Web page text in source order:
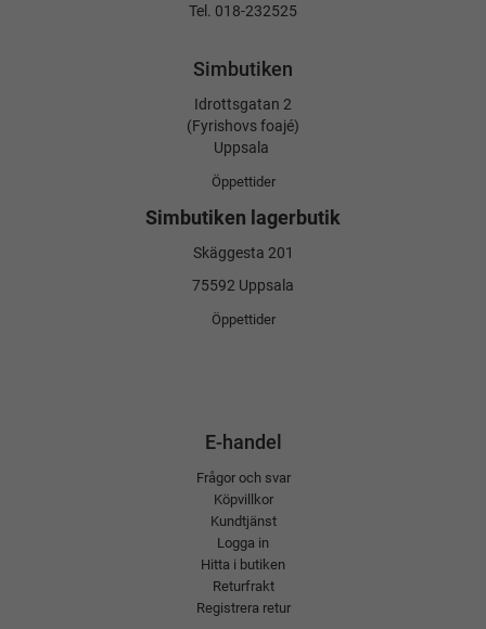
Tel. 018-232525
Simbutiken
Idrottsgatan 2
(Fyrishovs foajé)
Uppsala
Öppettider
Simbutiken lagerbutik
Skäggesta 201
75592 Uppsala
Öppettider
E-handel
Frågor och svar
Köpvillkor
Kundtjänst
Logga in
Hitta i butiken
Returfrakt
Registrera retur